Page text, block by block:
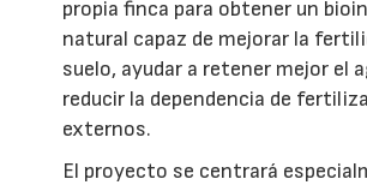
propia finca para obtener un
natural capaz de mejorar la
suelo, ayudar a retener mejor el
reducir la dependencia de
externos.
El proyecto se centrará